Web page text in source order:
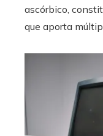
ascórbico,
que aporta